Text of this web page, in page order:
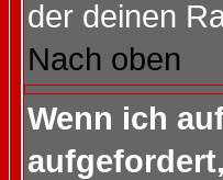
der deinen
Nach oben
Wenn ich